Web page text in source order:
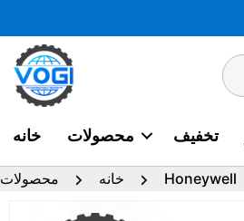
به
محتوا
خانه محصولات تخفیف
خانه محصولات Honeywell